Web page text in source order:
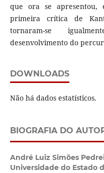
que ora se apresentou,
primeira crítica de
tornaram-se
desenvolvimento do
DOWNLOADS
Não há dados estatísticos.
BIOGRAFIA DO
André Luiz Simões
Universidade do Estado